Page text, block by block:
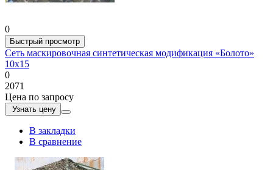
0
Быстрый просмотр
Сеть маскировочная синтетическая модификация «Болото»
10х15
0
2071
Цена по запросу
Узнать цену
В закладки
В сравнение